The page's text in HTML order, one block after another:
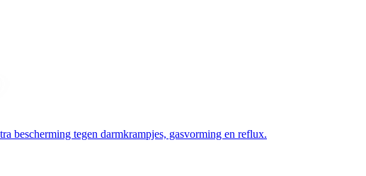
bescherming tegen darmkrampjes, gasvorming en reflux.